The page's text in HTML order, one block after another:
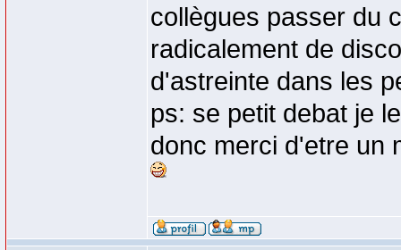
collègues passer du
radicalement de
d'astreinte dans les
ps: se petit debat je
donc merci d'etre un